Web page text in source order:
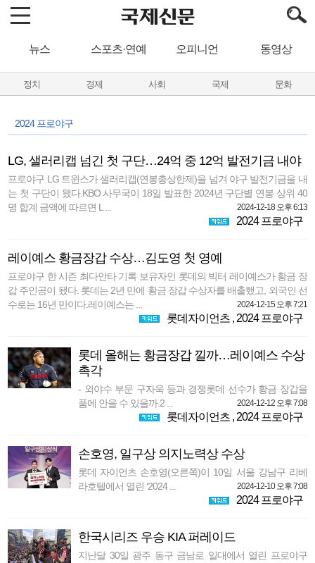
뉴스 스포츠·연예 오피니언 동영상
정치 경제 사회 국제 문화
2024 프로야구
LG, 샐러리캡 넘긴 첫 구단…24억 중 12억 발전기금 내야
프로야구 LG 트윈스가 샐러리캡(연봉총상한제)을 넘겨 야구 발전기금을 내
는 첫 구단이 됐다.KBO 사무국이 18일 발표한 2024년 구단별 연봉 상위 40
명 합계 금액에 따르면 L ...
2024-12-18 오후 6:13
2024 프로야구
레이예스 황금장갑 수상…김도영 첫 영예
프로야구 한 시즌 최다안타 기록 보유자인 롯데의 빅터 레이예스가 황금 장
갑 주인공이 됐다. 롯데는 2년 만에 황금 장갑 수상자를 배출했고, 외국인 선
수로는 16년 만이다.레이예스는 ...
2024-12-15 오후 7:21
롯데자이언츠, 2024 프로야구
롯데 올해는 황금장갑 낄까…레이예스 수상
촉각
- 외야수 부문 구자욱 등과 경쟁롯데 선수가 황금 장갑을
품에 안을 수 있을까.2 ...
2024-12-12 오후 7:08
롯데자이언츠, 2024 프로야구
손호영, 일구상 의지노력상 수상
롯데 자이언츠 손호영(오른쪽)이 10일 서울 강남구 리베
라호텔에서 열린 ‘2024 ...
2024-12-10 오후 7:08
2024 프로야구
한국시리즈 우승 KIA 퍼레이드
지난달 30일 광주 동구 금남로 일대에서 열린 프로야구